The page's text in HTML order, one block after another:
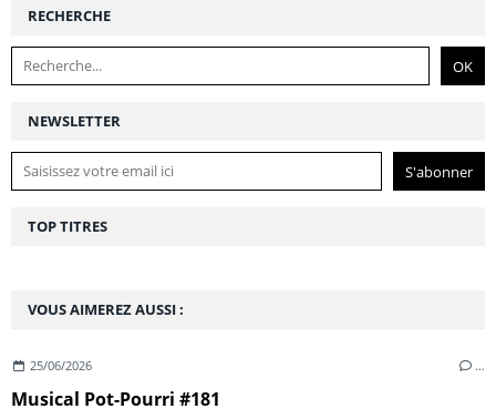
NEWSLETTER
RECHERCHE
VOUS AIMEREZ AUSSI :
25/06/2026 …
Musical Pot-Pourri #181
TOP TITRES